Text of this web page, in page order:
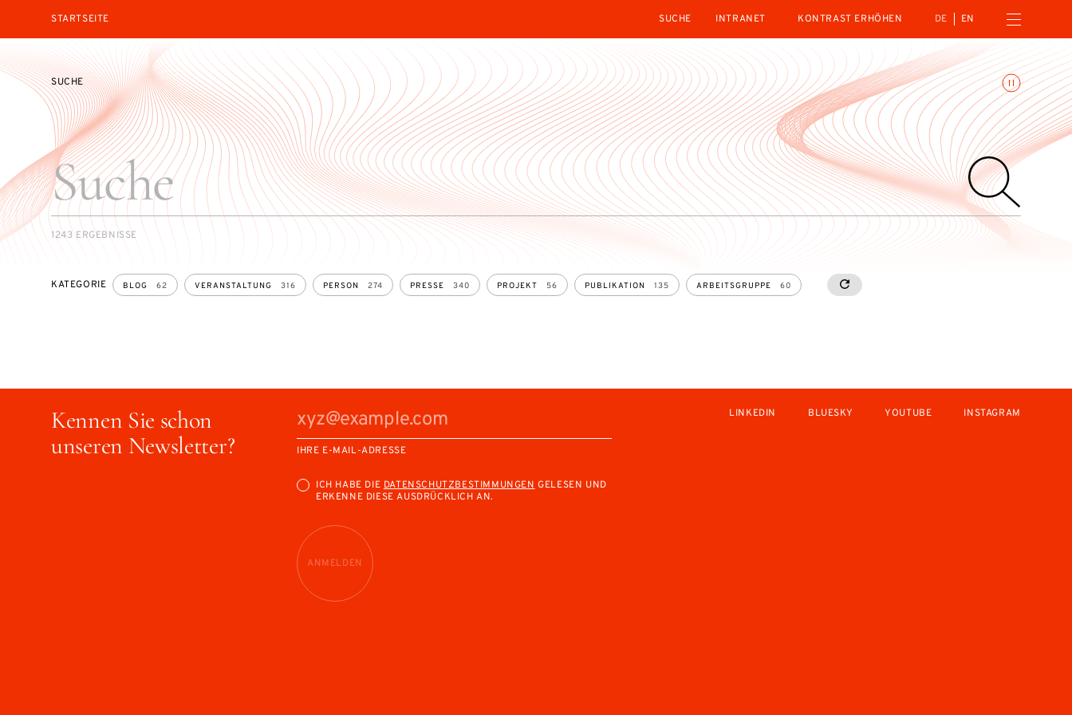
STARTSEITE
INTRANET
KONTRAST ERHÖHEN DE EN Menü öffnen
Animationen umschalten
SUCHE
1243 ERGEBNISSE
SEARCH
KATEGORIE BLOG 62 VERANSTALTUNG 316 PERSON 274 PRESSE 340 PROJEKT 56 PUBLIKATION 135 ARBEITSGRUPPE 60 RESETALL
Kennen Sie schon
unseren Newsletter?
IHRE E-MAIL-ADRESSE
ICH HABE DIE DATENSCHUTZBESTIMMUNGEN GELESEN UND
ERKENNE DIESE AUSDRÜCKLICH AN.
ANMELDEN
LINKEDIN BLUESKY YOUTUBE INSTAGRAM